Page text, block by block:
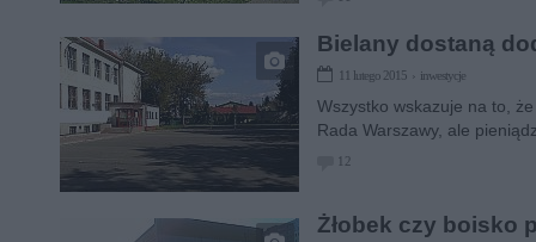
Bielany dostaną
11 lutego 2015 › inwestycje
Wszystko wskazuje na to,
Rada Warszawy, ale
12
Żłobek czy boisko